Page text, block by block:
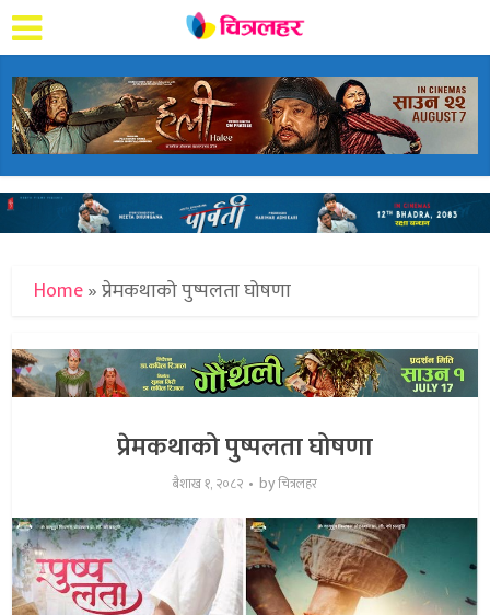
Home»प्रेमकथाको पुष्पलता घोषणा
प्रेमकथाको पुष्पलता घोषणा
बैशाख १, २०८२ byचित्रलहर